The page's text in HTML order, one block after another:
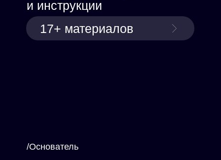
17+ материалов
и инструкции
/Основатель